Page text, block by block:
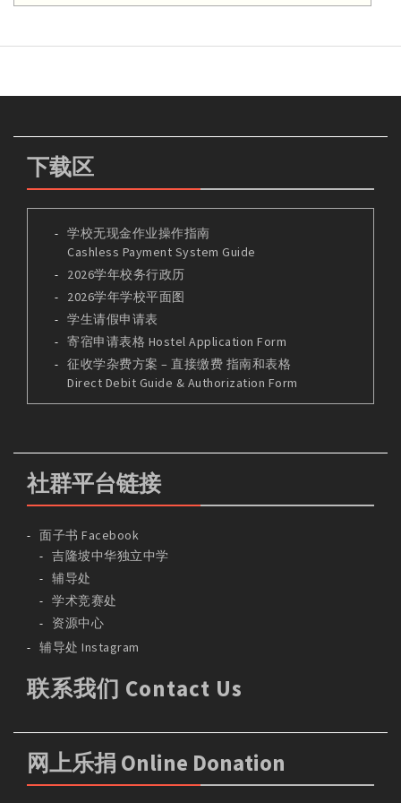
下载区
学校无现金作业操作指南
Cashless Payment System Guide
2026学年校务行政历
2026学年学校平面图
学生请假申请表
寄宿申请表格 Hostel Application Form
征收学杂费方案 – 直接缴费 指南和表格
Direct Debit Guide & Authorization Form
社群平台链接
面子书 Facebook
吉隆坡中华独立中学
辅导处
学术竞赛处
资源中心
辅导处 Instagram
联系我们 Contact Us
网上乐捐 Online Donation